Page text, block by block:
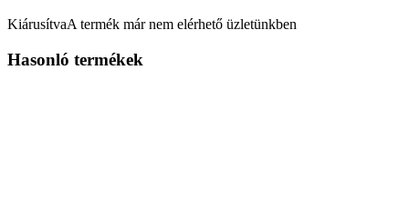
KiárusítvaA termék már nem elérhető üzletünkben
Hasonló termékek